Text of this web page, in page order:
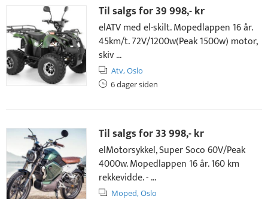
Til salgs for39 998,- kr
elATV med el-skilt. Mopedlappen 16 år.
45km/t. 72V/1200w(Peak 1500w) motor,
skiv ...
Atv,Oslo
6 dager siden
Til salgs for33 998,- kr
elMotorsykkel, Super Soco 60V/Peak
4000w. Mopedlappen 16 år. 160 km
rekkevidde. - ...
Moped,Oslo